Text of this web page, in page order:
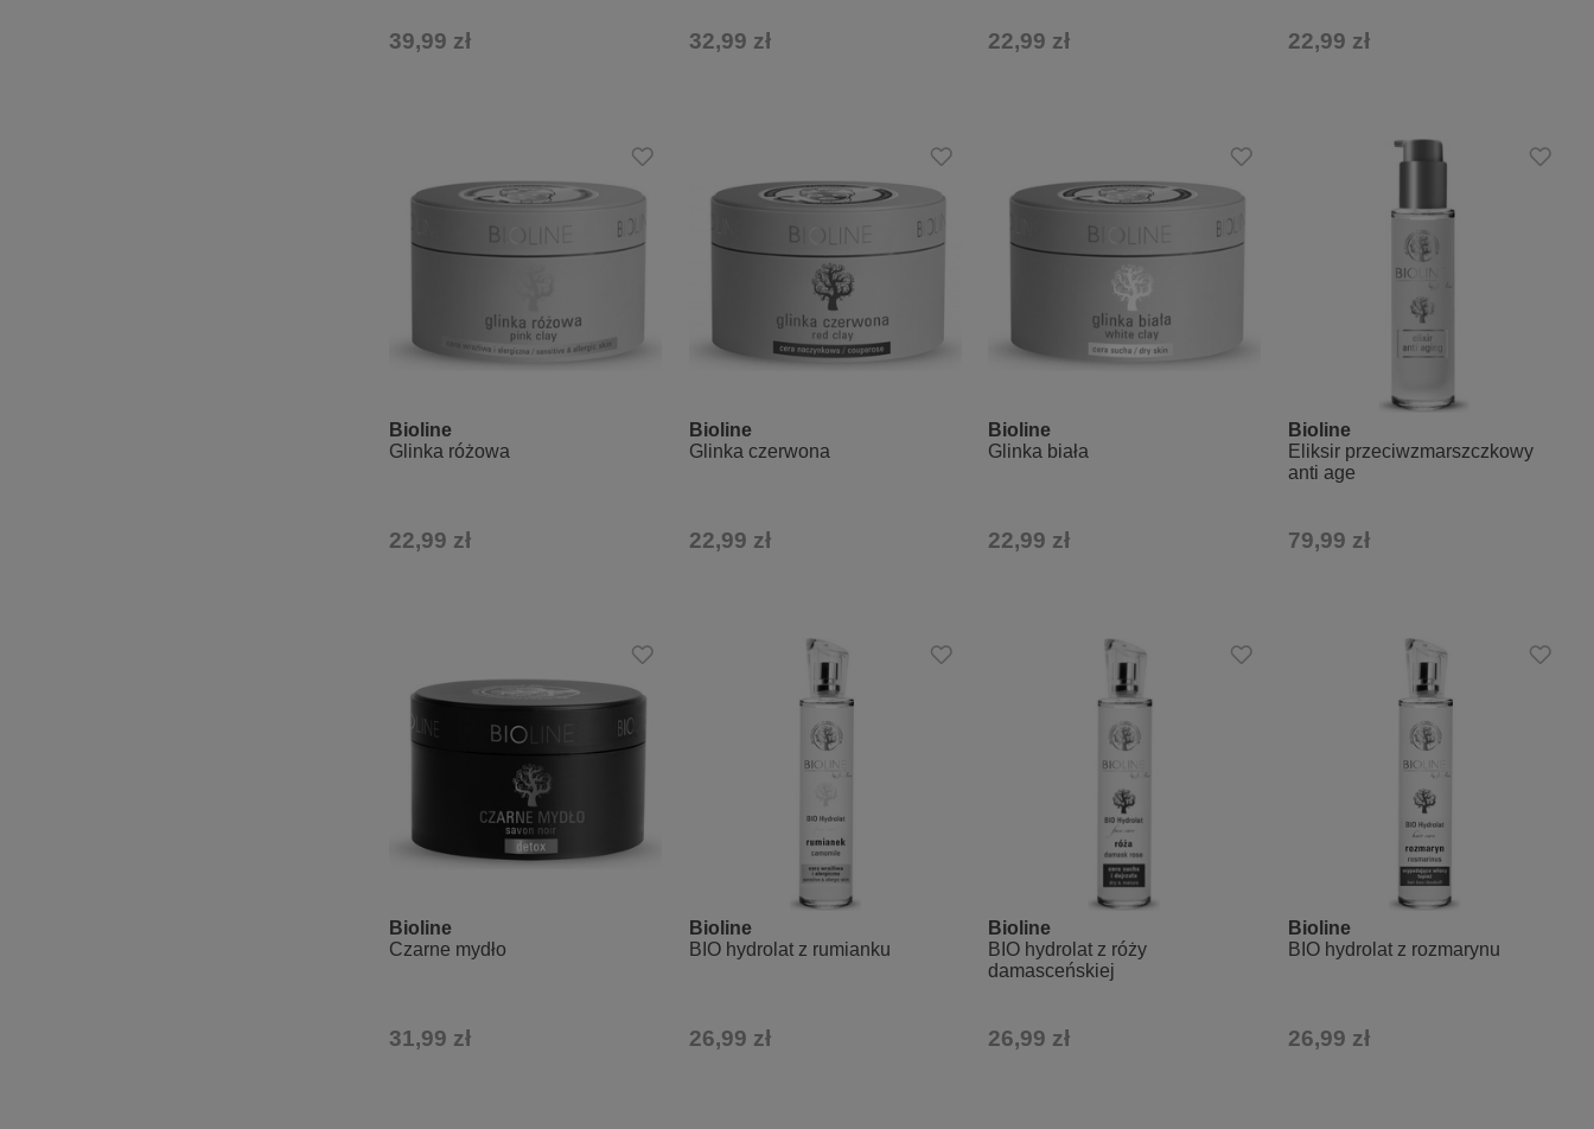
39,99 zł 32,99 zł 22,99 zł 22,99 zł
Bioline
Glinka różowa
22,99 zł
Bioline
Glinka czerwona
22,99 zł
Bioline
Glinka biała
22,99 zł
Bioline
Eliksir przeciwzmarszczkowy
anti age
79,99 zł
Bioline
Czarne mydło
31,99 zł
Bioline
BIO hydrolat z rumianku
26,99 zł
Bioline
BIO hydrolat z róży
damasceńskiej
26,99 zł
Bioline
BIO hydrolat z rozmarynu
26,99 zł